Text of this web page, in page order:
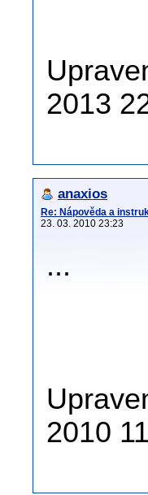
2013
anaxios
Re: Nápověda a
23. 03. 2010 23:23
...
2010